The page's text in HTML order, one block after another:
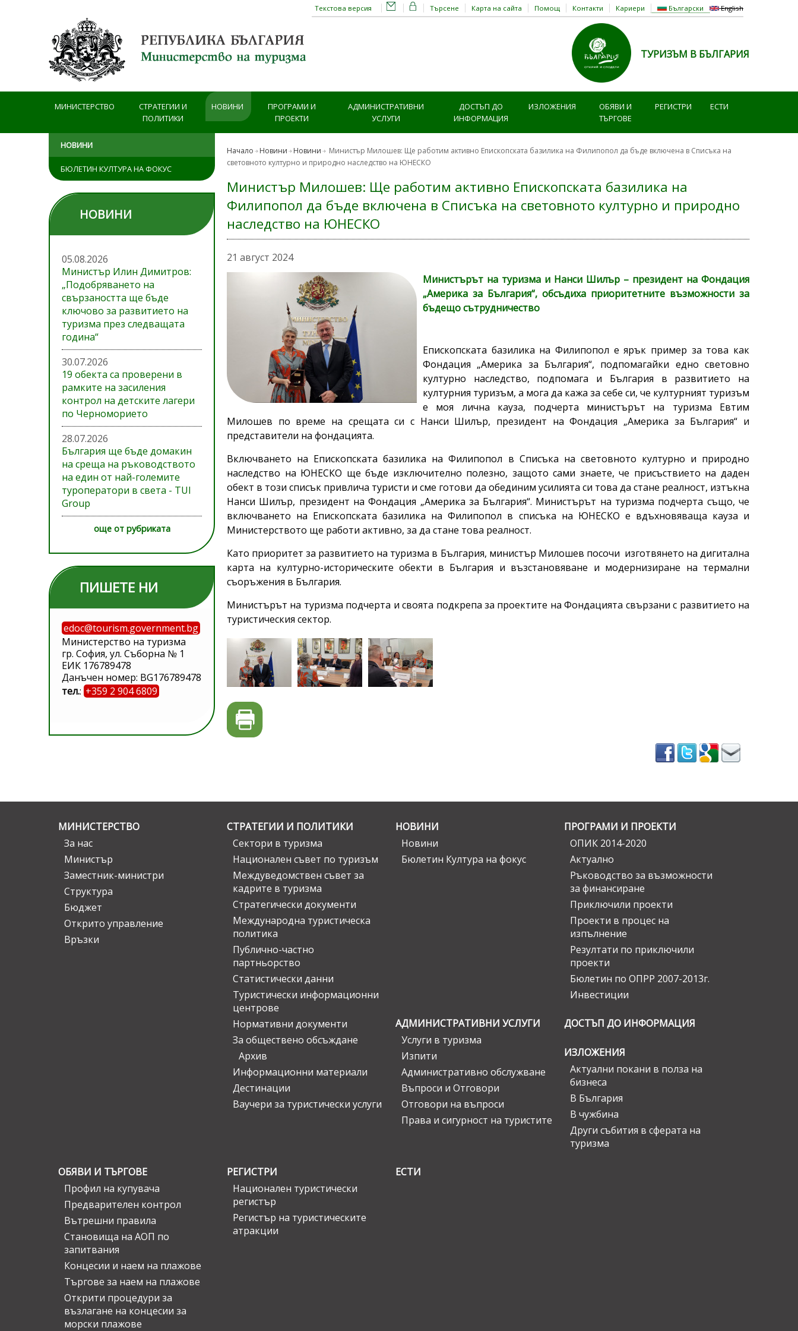
Български English
Търсене Карта на сайта Помощ Контакти Кариери
Текстова версия
ТУРИЗЪМ В БЪЛГАРИЯ
МИНИСТЕРСТВО
СТРАТЕГИИ И
ПОЛИТИКИ
НОВИНИ
ПРОГРАМИ И
ПРОЕКТИ
АДМИНИСТРАТИВНИ
УСЛУГИ
ДОСТЪП ДО
ИНФОРМАЦИЯ
ИЗЛОЖЕНИЯ
ОБЯВИ И
ТЪРГОВЕ
РЕГИСТРИ ЕСТИ
НОВИНИ
БЮЛЕТИН КУЛТУРА НА ФОКУС
НОВИНИ
05.08.2026
Министър Илин Димитров:
„Подобряването на
свързаността ще бъде
ключово за развитието на
туризма през следващата
година“
30.07.2026
19 обекта са проверени в
рамките на засиления
контрол на детските лагери
по Черноморието
28.07.2026
България ще бъде домакин
на среща на ръководството
на един от най-големите
туроператори в света - TUI
Group
още от рубриката
ПИШЕТЕ НИ
edoc@tourism.government.bg
Министерство на туризма
гр. София, ул. Съборна № 1
ЕИК 176789478
Данъчен номер: BG176789478
тел.: +359 2 904 6809
Начало Новини Новини
Министър Милошев: Ще работим активно Епископската базилика на Филипопол да бъде включена в Списъка на
световното културно и природно наследство на ЮНЕСКО
Министър Милошев: Ще работим активно Епископската базилика на
Филипопол да бъде включена в Списъка на световното културно и природно
наследство на ЮНЕСКО
21 август 2024
Министърът на туризма и Нанси Шилър – президент на Фондация
„Америка за България“, обсъдиха приоритетните възможности за
бъдещо сътрудничество
Епископската базилика на Филипопол е ярък пример за това как
Фондация „Америка за България“, подпомагайки едно световно
културно наследство, подпомага и България в развитието на
културния туризъм, а мога да кажа за себе си, че културният туризъм
е моя лична кауза, подчерта министърът на туризма Евтим
Милошев по време на срещата си с Нанси Шилър, президент на Фондация „Америка за България“ и
представители на фондацията.
Включването на Епископската базилика на Филипопол в Списъка на световното културно и природно
наследство на ЮНЕСКО ще бъде изключително полезно, защото сами знаете, че присъствието на даден
обект в този списък привлича туристи и сме готови да обединим усилията си това да стане реалност, изтъкна
Нанси Шилър, президент на Фондация „Америка за България“. Министърът на туризма подчерта също, че
включването на Епископската базилика на Филипопол в списъка на ЮНЕСКО е вдъхновяваща кауза и
Министерството ще работи активно, за да стане това реалност.
Като приоритет за развитието на туризма в България, министър Милошев посочи изготвянето на дигитална
карта на културно-историческите обекти в България и възстановяване и модернизиране на термални
съоръжения в България.
Министърът на туризма подчерта и своята подкрепа за проектите на Фондацията свързани с развитието на
туристическия сектор.
МИНИСТЕРСТВО
За нас
Министър
Заместник-министри
Структура
Бюджет
Открито управление
Връзки
СТРАТЕГИИ И ПОЛИТИКИ
Сектори в туризма
Национален съвет по туризъм
Междуведомствен съвет за
кадрите в туризма
Стратегически документи
Международна туристическа
политика
Публично-частно
партньорство
Статистически данни
Туристически информационни
центрове
Нормативни документи
За обществено обсъждане
Архив
Информационни материали
Дестинации
Ваучери за туристически услуги
НОВИНИ
Новини
Бюлетин Култура на фокус
ПРОГРАМИ И ПРОЕКТИ
ОПИК 2014-2020
Актуално
Ръководство за възможности
за финансиране
Приключили проекти
Проекти в процес на
изпълнение
Резултати по приключили
проекти
Бюлетин по ОПРР 2007-2013г.
Инвестиции
АДМИНИСТРАТИВНИ УСЛУГИ
Услуги в туризма
Изпити
Административно обслужване
Въпроси и Отговори
Отговори на въпроси
Права и сигурност на туристите
ДОСТЪП ДО ИНФОРМАЦИЯ
ИЗЛОЖЕНИЯ
Актуални покани в полза на
бизнеса
В България
В чужбина
Други събития в сферата на
туризма
ОБЯВИ И ТЪРГОВЕ
Профил на купувача
Предварителен контрол
Вътрешни правила
Становища на АОП по
запитвания
Концесии и наем на плажове
Търгове за наем на плажове
Открити процедури за
възлагане на концесии за
морски плажове
РЕГИСТРИ
Национален туристически
регистър
Регистър на туристическите
атракции
ЕСТИ